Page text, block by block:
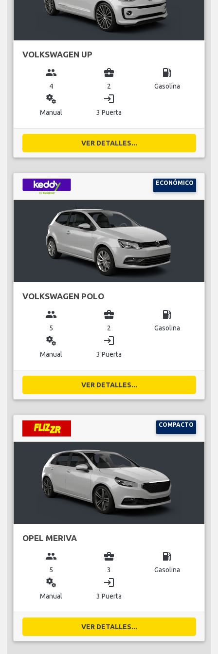
VOLKSWAGEN UP
group
4
business_center
2
local_gas_station
Gasolina
miscellaneous_services
Manual
login
3 Puerta
VER DETALLES...
ECONÓMICO
VOLKSWAGEN POLO
group
5
business_center
2
local_gas_station
Gasolina
miscellaneous_services
Manual
login
3 Puerta
VER DETALLES...
COMPACTO
OPEL MERIVA
group
5
business_center
3
local_gas_station
Gasolina
miscellaneous_services
Manual
login
3 Puerta
VER DETALLES...